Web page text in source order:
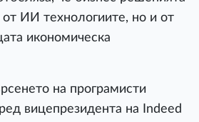
ИИ технологиите, но и от
икономическа
на програмисти
вицепрезидента на Indeed